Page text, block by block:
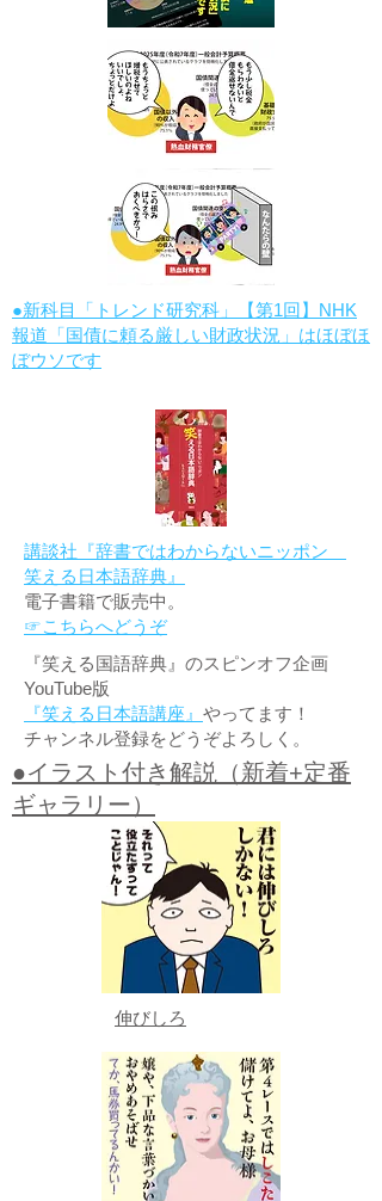
●新科目「トレンド研究科」【第1回】NHK
報道「国債に頼る厳しい財政状況」はほぼほ
ぼウソです
講談社『辞書ではわからないニッポン
笑える日本語辞典』
電子書籍で販売中。
☞こちらへどうぞ
『笑える国語辞典』のスピンオフ企画
YouTube版
『笑える日本語講座』 やってます！
チャンネル登録をどうぞよろしく。
●イラスト付き解説（新着+定番
ギャラリー）
伸びしろ